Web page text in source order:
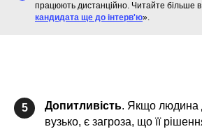
працюють дистанційно. Читайте більше в
кандидата ще до інтерв'ю».
5 Допитливість. Якщо людина
вузько, є загроза, що її